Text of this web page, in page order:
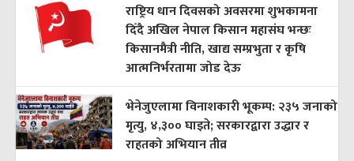
राष्ट्रिय धान दिवसको अवसरमा शुभकामना
दिँदै अखिल नेपाल किसान महासंघ भन्छः
किसानमैत्री नीति, खाद्य सम्प्रभुता र कृषि
आत्मनिर्भरतामा जोड देऊ
भेनेजुएलामा विनाशकारी भूकम्प: २३५ जनाको
मृत्यु, ४,३०० घाइते; सरकारद्वारा उद्धार र
राहतको अभियान तीव्र